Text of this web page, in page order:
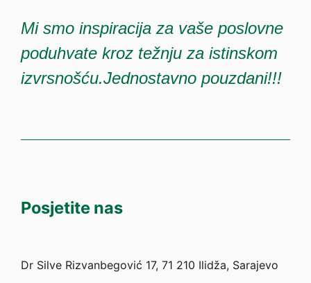
Mi smo inspiracija za vaše poslovne
poduhvate kroz težnju za istinskom
izvrsnošću.Jednostavno pouzdani!!!
Posjetite nas
Dr Silve Rizvanbegović 17, 71 210 Ilidža, Sarajevo